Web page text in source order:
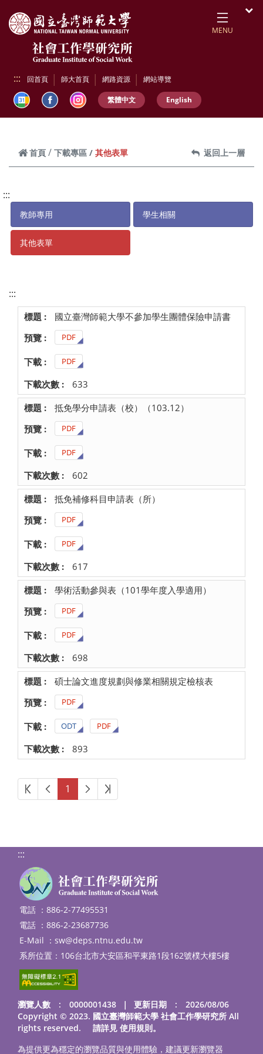
MENU
::: 回首頁 師大首頁 網路資源 網站導覽
繁體中文 English
首頁 下載專區 其他表單 返回上一層
:::
教師專用 學生相關
其他表單
:::
國立臺灣師範大學不參加學生團體保險申請書
PDF
PDF
633
抵免學分申請表（校）（103.12）
PDF
PDF
602
抵免補修科目申請表（所）
PDF
PDF
617
學術活動參與表（101學年度入學適用）
PDF
PDF
698
碩士論文進度規劃與修業相關規定檢核表
PDF
ODT PDF
893
第一頁上一頁
1 下一頁最後頁
:::
電話 ：886-2-77495531
電話 ：886-2-23687736
E-Mail ： sw@deps.ntnu.edu.tw
系所位置：106台北市大安區和平東路1段162號樸大樓5樓
瀏覽人數 : 0000001438 ｜
更新日期 : 2026/08/06
Copyright © 2023. 國立臺灣師範大學 社會工作學研究所 All
rights reserved. 請詳見 使用規則。
為提供更為穩定的瀏覽品質與使用體驗，建議更新瀏覽器